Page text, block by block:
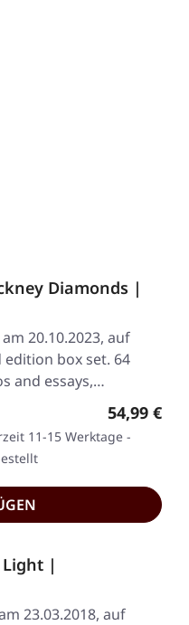
Diamonds |
20.10.2023, auf
edition box set. 64
and essays,…
Regulärer
54,99 €
11-15 Werktage -
Light |
23.03.2018, auf